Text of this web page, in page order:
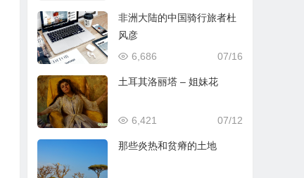
非洲大陆的中国骑行旅者杜
风彦
07/16
6,686
土耳其洛丽塔 – 姐妹花
07/12
6,421
那些炎热和贫瘠的土地